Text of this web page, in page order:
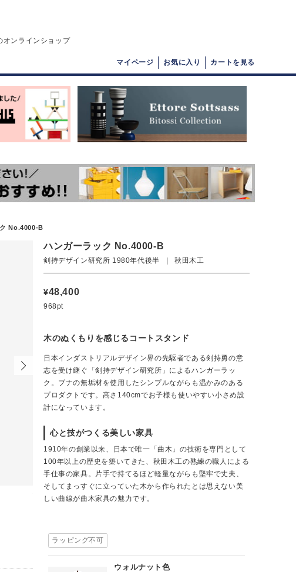
オンラインショップ
マイページ お気に入り カートを見る
No.4000-B
ハンガーラック No.4000-B ウォルナット色
ハンガーラック No.4000-B
剣持デザイン研究所 1980年代後半 | 秋田木工
¥48,400
968pt
木のぬくもりを感じるコートスタンド
日本インダストリアルデザイン界の先駆者である剣持勇の意
志を受け継ぐ「剣持デザイン研究所」によるハンガーラッ
ク。ブナの無垢材を使用したシンプルながらも温かみのある
プロダクトです。高さ140cmでお子様も使いやすい小さめ設
計になっています。
心と技がつくる美しい家具
1910年の創業以来、日本で唯一「曲木」の技術を専門として
100年以上の歴史を築いてきた、秋田木工の熟練の職人による
手仕事の家具。片手で持てるほど軽量ながらも堅牢で丈夫、
そしてまっすぐに立っていた木から作られたとは思えない美
しい曲線が曲木家具の魅力です。
ラッピング不可
ウォルナット色